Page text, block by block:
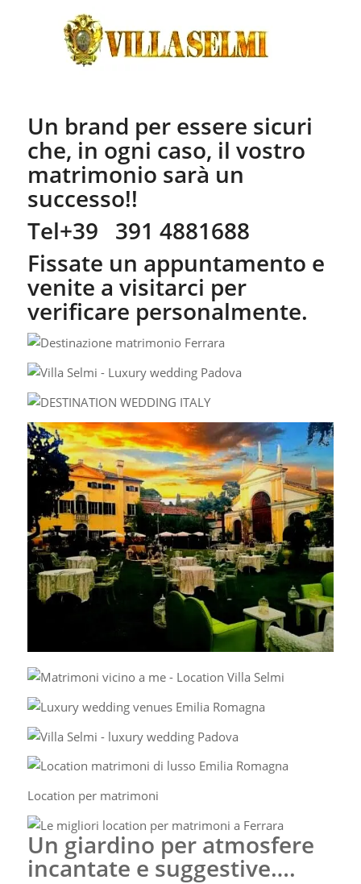
Un brand per essere sicuri
che, in ogni caso, il vostro
matrimonio sarà un
successo!!
Tel+39 391 4881688
Fissate un appuntamento e
venite a visitarci per
verificare personalmente.
Location per matrimoni
Un giardino per atmosfere
incantate e suggestive….